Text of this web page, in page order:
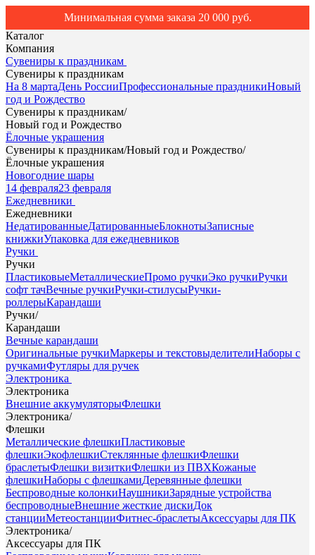
Минимальная сумма заказа 20 000 руб.
Каталог
Компания
Сувениры к праздникам
Сувениры к праздникам
На 8 мартаДень РоссииПрофессиональные праздникиНовый
год и Рождество
Сувениры к праздникам/
Новый год и Рождество
Ёлочные украшения
Сувениры к праздникам/Новый год и Рождество/
Ёлочные украшения
Новогодние шары
14 февраля23 февраля
Ежедневники
Ежедневники
НедатированныеДатированныеБлокнотыЗаписные
книжкиУпаковка для ежедневников
Ручки
Ручки
ПластиковыеМеталлическиеПромо ручкиЭко ручкиРучки
софт тачВечные ручкиРучки-стилусыРучки-
роллерыКарандаши
Ручки/
Карандаши
Вечные карандаши
Оригинальные ручкиМаркеры и текстовыделителиНаборы с
ручкамиФутляры для ручек
Электроника
Электроника
Внешние аккумуляторыФлешки
Электроника/
Флешки
Металлические флешкиПластиковые
флешкиЭкофлешкиСтеклянные флешкиФлешки
браслетыФлешки визиткиФлешки из ПВХКожаные
флешкиНаборы с флешкамиДеревянные флешки
Беспроводные колонкиНаушникиЗарядные устройства
беспроводныеВнешние жесткие дискиДок
станцииМетеостанцииФитнес-браслетыАксессуары для ПК
Электроника/
Аксессуары для ПК